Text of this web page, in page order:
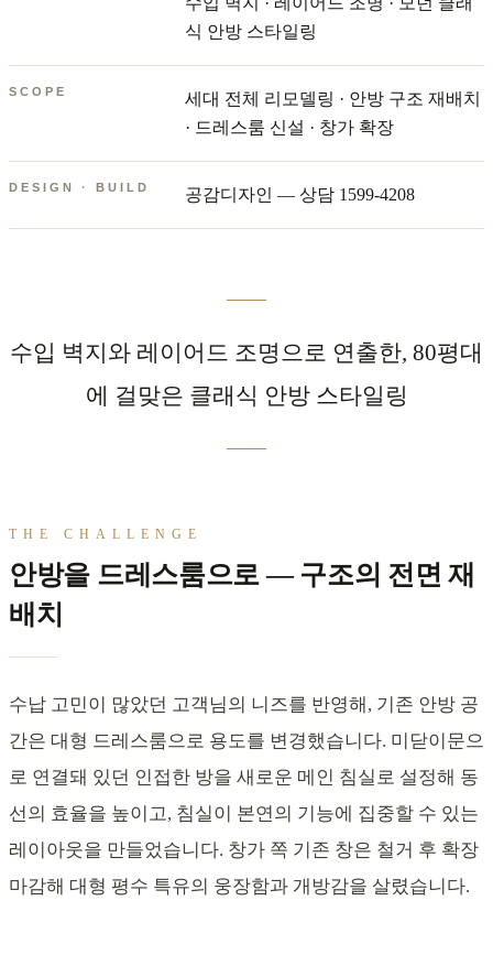
식 안방 스타일링
SCOPE
세대 전체 리모델링 · 안방 구조 재배치
· 드레스룸 신설 · 창가 확장
DESIGN · BUILD 공감디자인 — 상담 1599-4208
수입 벽지와 레이어드 조명으로 연출한, 80평대
에 걸맞은 클래식 안방 스타일링
THE CHALLENGE
안방을 드레스룸으로 — 구조의 전면 재
배치
수납 고민이 많았던 고객님의 니즈를 반영해, 기존 안방 공
간은 대형 드레스룸으로 용도를 변경했습니다. 미닫이문으
로 연결돼 있던 인접한 방을 새로운 메인 침실로 설정해 동
선의 효율을 높이고, 침실이 본연의 기능에 집중할 수 있는
레이아웃을 만들었습니다. 창가 쪽 기존 창은 철거 후 확장
마감해 대형 평수 특유의 웅장함과 개방감을 살렸습니다.